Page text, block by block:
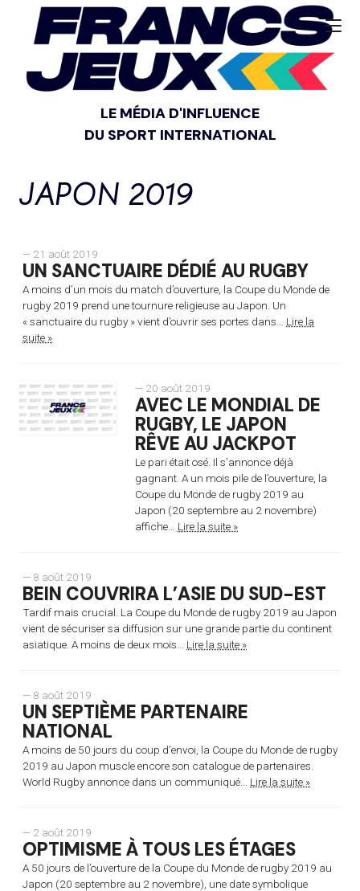
LE MÉDIA D'INFLUENCE
DU SPORT INTERNATIONAL
JAPON 2019
— 21 août 2019
UN SANCTUAIRE DÉDIÉ AU RUGBY
A moins d’un mois du match d’ouverture, la Coupe du Monde de
rugby 2019 prend une tournure religieuse au Japon. Un
« sanctuaire du rugby » vient d’ouvrir ses portes dans... Lire la
suite »
— 20 août 2019
AVEC LE MONDIAL DE
RUGBY, LE JAPON
RÊVE AU JACKPOT
Le pari était osé. Il s’annonce déjà
gagnant. A un mois pile de l’ouverture, la
Coupe du Monde de rugby 2019 au
Japon (20 septembre au 2 novembre)
affiche... Lire la suite »
— 8 août 2019
BEIN COUVRIRA L’ASIE DU SUD-EST
Tardif mais crucial. La Coupe du Monde de rugby 2019 au Japon
vient de sécuriser sa diffusion sur une grande partie du continent
asiatique. A moins de deux mois... Lire la suite »
— 8 août 2019
UN SEPTIÈME PARTENAIRE
NATIONAL
A moins de 50 jours du coup d’envoi, la Coupe du Monde de rugby
2019 au Japon muscle encore son catalogue de partenaires.
World Rugby annonce dans un communiqué... Lire la suite »
— 2 août 2019
OPTIMISME À TOUS LES ÉTAGES
A 50 jours de l’ouverture de la Coupe du Monde de rugby 2019 au
Japon (20 septembre au 2 novembre), une date symbolique